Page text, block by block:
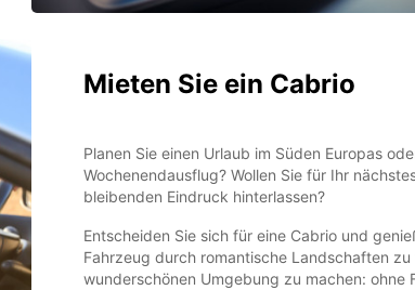
Mieten Sie ein Cabrio
Planen Sie einen Urlaub im Süden Europas
Wochenendausflug? Wollen Sie für Ihr
bleibenden Eindruck hinterlassen?
Entscheiden Sie sich für eine Cabrio und
Fahrzeug durch romantische Landschaften
wunderschönen Umgebung zu machen: ohne